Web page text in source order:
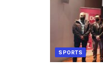
SPORTS